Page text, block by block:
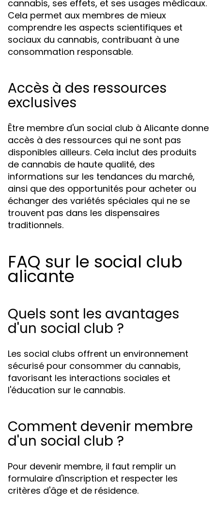
cannabis, ses effets, et ses usages médicaux.
Cela permet aux membres de mieux
comprendre les aspects scientifiques et
sociaux du cannabis, contribuant à une
consommation responsable.
Accès à des ressources
exclusives
Être membre d'un social club à Alicante donne
accès à des ressources qui ne sont pas
disponibles ailleurs. Cela inclut des produits
de cannabis de haute qualité, des
informations sur les tendances du marché,
ainsi que des opportunités pour acheter ou
échanger des variétés spéciales qui ne se
trouvent pas dans les dispensaires
traditionnels.
FAQ sur le social club
alicante
Quels sont les avantages
d'un social club ?
Les social clubs offrent un environnement
sécurisé pour consommer du cannabis,
favorisant les interactions sociales et
l'éducation sur le cannabis.
Comment devenir membre
d'un social club ?
Pour devenir membre, il faut remplir un
formulaire d'inscription et respecter les
critères d'âge et de résidence.